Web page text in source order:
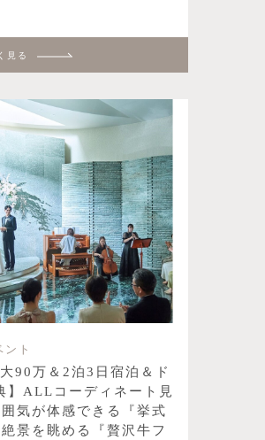
見る
ト
90万＆2泊3日宿泊＆ド
】ALLコーディネート見
気が体感できる『挙式
景を眺める『贅沢牛フ